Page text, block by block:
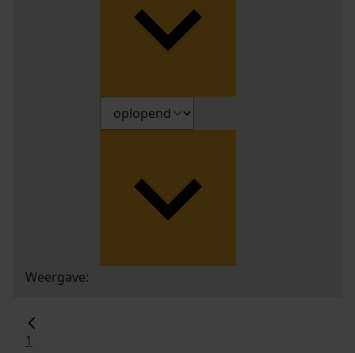
Weergave:
1